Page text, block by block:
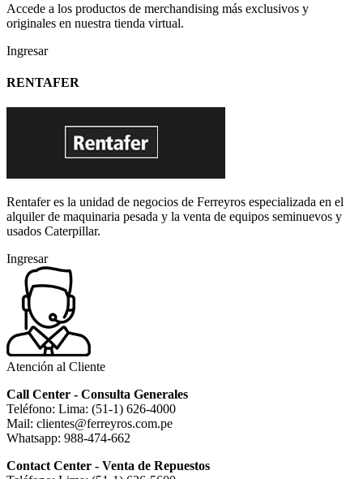
Accede a los productos de merchandising más exclusivos y
originales en nuestra tienda virtual.
Ingresar
RENTAFER
Rentafer es la unidad de negocios de Ferreyros especializada en el
alquiler de maquinaria pesada y la venta de equipos seminuevos y
usados Caterpillar.
Ingresar
Atención al Cliente
Call Center - Consulta Generales
Teléfono: Lima: (51-1) 626-4000
Mail: clientes@ferreyros.com.pe
Whatsapp: 988-474-662
Contact Center - Venta de Repuestos